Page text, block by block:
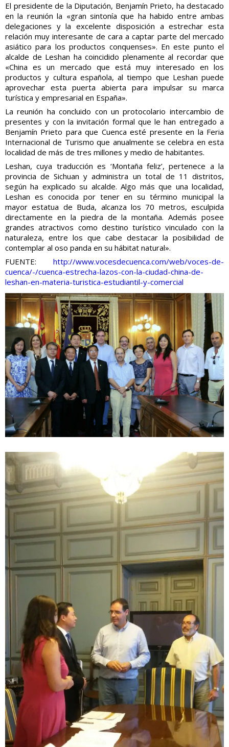
El presidente de la Diputación, Benjamín Prieto, ha destacado
en la reunión la «gran sintonía que ha habido entre ambas
delegaciones y la excelente disposición a estrechar esta
relación muy interesante de cara a captar parte del mercado
asiático para los productos conquenses». En este punto el
alcalde de Leshan ha coincidido plenamente al recordar que
«China es un mercado que está muy interesado en los
productos y cultura española, al tiempo que Leshan puede
aprovechar esta puerta abierta para impulsar su marca
turística y empresarial en España».
La reunión ha concluido con un protocolario intercambio de
presentes y con la invitación formal que le han entregado a
Benjamín Prieto para que Cuenca esté presente en la Feria
Internacional de Turismo que anualmente se celebra en esta
localidad de más de tres millones y medio de habitantes.
Leshan, cuya traducción es ‘Montaña feliz’, pertenece a la
provincia de Sichuan y administra un total de 11 distritos,
según ha explicado su alcalde. Algo más que una localidad,
Leshan es conocida por tener en su término municipal la
mayor estatua de Buda, alcanza los 70 metros, esculpida
directamente en la piedra de la montaña. Además posee
grandes atractivos como destino turístico vinculado con la
naturaleza, entre los que cabe destacar la posibilidad de
contemplar al oso panda en su hábitat natural».
FUENTE:
http://www.vocesdecuenca.com/web/voces-de-
cuenca/-/cuenca-estrecha-lazos-con-la-ciudad-china-de-
leshan-en-materia-turistica-estudiantil-y-comercial